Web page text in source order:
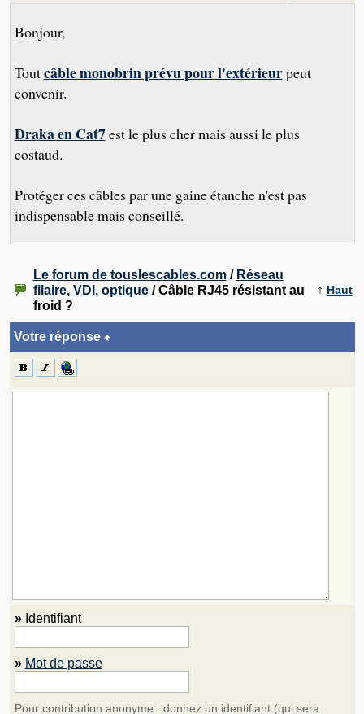
Bonjour,
Toutcâble monobrin prévu pour l'extérieurpeut
convenir.
Draka en Cat7est le plus cher mais aussi le plus
costaud.
Protéger ces câbles par une gaine étanche n'est pas
indispensable mais conseillé.
Le forum de touslescables.com/ Réseau
filaire, VDI, optique/ Câble RJ45 résistant au
froid ?
↑ Haut
Votre réponse
»Identifiant
» Mot de passe
Pour contribution anonyme : donnez un identifiant (qui sera